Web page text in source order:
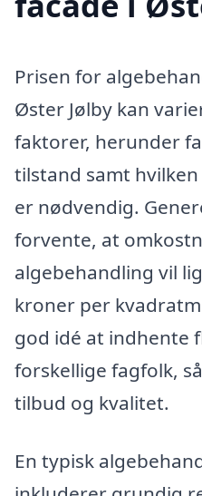
Prisen for
Øster Jølby kan
faktorer, herunder
tilstand samt
er nødvendig.
forvente, at
algebehandling vil
kroner per
god idé at indhente
forskellige fagfolk,
tilbud og kvalitet.
En typisk